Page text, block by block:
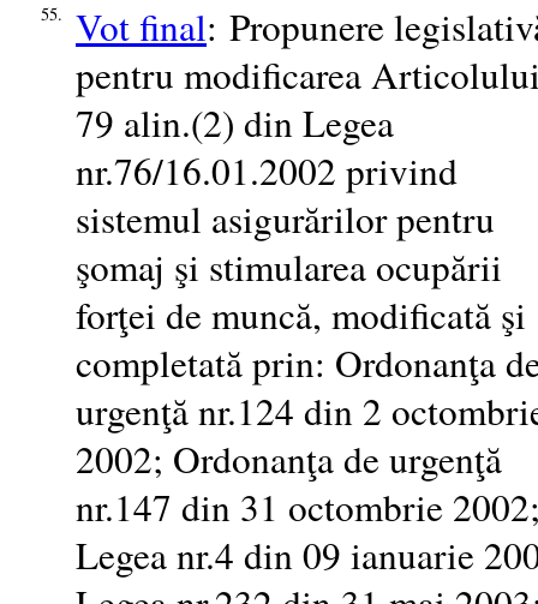
55. Vot final: Propunere
pentru modificarea
79 alin.(2) din Legea
nr.76/16.01.2002 privind
sistemul asigurărilor pentru
şomaj şi stimularea ocupării
forţei de muncă, modificată şi
completată prin: Ordonanţa
urgenţă nr.124 din 2
2002; Ordonanţa de urgenţă
nr.147 din 31 octombrie
Legea nr.4 din 09 ianuarie